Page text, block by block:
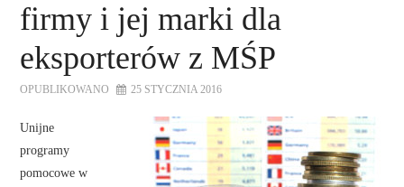
firmy i jej marki dla
eksporterów z MŚP
OPUBLIKOWANO 25 STYCZNIA 2016
Unijne
programy
pomocowe w